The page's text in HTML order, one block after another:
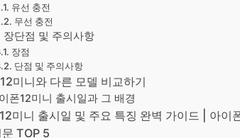
유선 충전
무선 충전
장단점 및 주의사항
장점
단점 및 주의사항
미니와 다른 모델 비교하기
폰12미니 출시일과 그 배경
미니 출시일 및 주요 특징 완벽 가이드 | 아이
TOP 5